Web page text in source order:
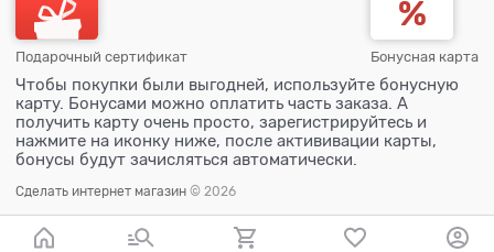
Подарочный сертификат Бонусная карта
Чтобы покупки были выгодней, используйте бонусную
карту. Бонусами можно оплатить часть заказа. А
получить карту очень просто, зарегистрируйтесь и
нажмите на иконку ниже, после актививации карты,
бонусы будут зачисляться автоматически.
Сделать интернет магазин © 2026